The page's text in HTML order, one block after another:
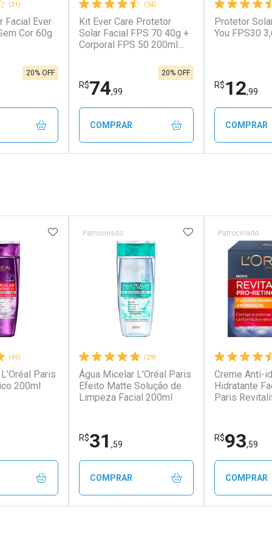
cada
cada
Ativar Desconto
Por R$ 45,53/cada
Por R$ 45,53/cada
Ativar
Por R$
Por R$
(21)
Facial Ever
Cor 60g
20% OFF
(34)
Kit Ever Care Protetor
Solar Facial FPS 70 40g +
Corporal FPS 50 200ml
R$74,99
20% OFF
COMPRAR
Ativar Desconto
Protetor
You FPS30
R$12,99
COMPRAR
Ativar
(45)
Paris
200ml
ADICIONAR AOS FAVORITOS
(29)
Água Micelar L'Oréal Paris
Efeito Matte Solução de
Limpeza Facial 200ml
Patrocinado
R$31 ,59
ADICIONAR AOS
COMPRAR
Creme Anti-
Hidratante
Paris
Patrocinado
R$93,59
COMPRAR